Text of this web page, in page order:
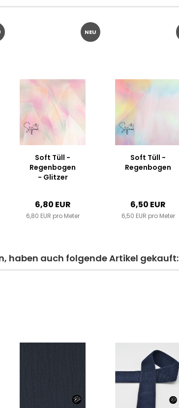
NEU
Soft Tüll -
Regenbogen
- Glitzer
6,80 EUR
6,80 EUR pro Meter
Soft Tüll -
Regenbogen
6,50 EUR
6,50 EUR pro Meter
haben auch folgende Artikel gekauft: